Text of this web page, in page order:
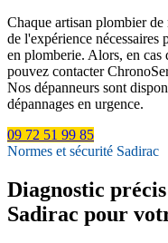
Chaque artisan plombier de
de l'expérience nécessaires
en plomberie. Alors, en cas
pouvez contacter
Nos dépanneurs sont
dépannages en urgence.
09 72 51 99 85
Normes et sécurité Sadirac
Diagnostic
Sadirac pour